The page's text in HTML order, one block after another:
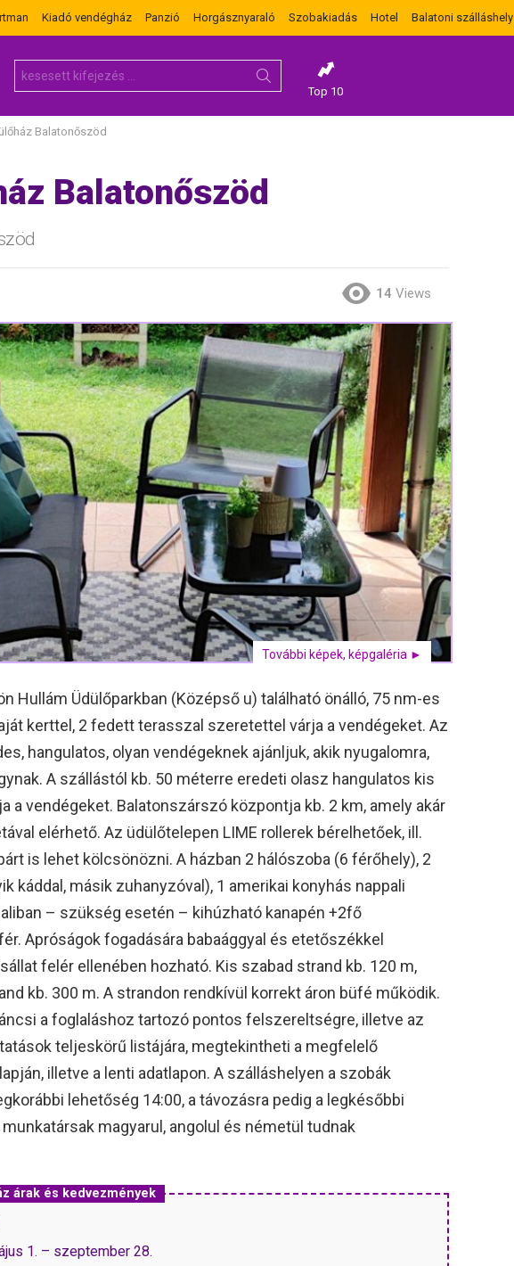
Kiadó vendégház Panzió Horgásznyaraló Szobakiadás Hotel Balatoni szálláshely
for:
Top 10
Balatonőszöd
Balatonőszöd
14 Views
További képek, képgaléria ►
Hullám Üdülőparkban (Középső u) található önálló, 75 nm-es
kerttel, 2 fedett terasszal szeretettel várja a vendégeket. Az
hangulatos, olyan vendégeknek ajánljuk, akik nyugalomra,
A szállástól kb. 50 méterre eredeti olasz hangulatos kis
a vendégeket. Balatonszárszó központja kb. 2 km, amely akár
elérhető. Az üdülőtelepen LIME rollerek bérelhetőek, ill.
is lehet kölcsönözni. A házban 2 hálószoba (6 férőhely), 2
káddal, másik zuhanyzóval), 1 amerikai konyhás nappali
– szükség esetén – kihúzható kanapén +2fő
Apróságok fogadására babaággyal és etetőszékkel
felér ellenében hozható. Kis szabad strand kb. 120 m,
kb. 300 m. A strandon rendkívül korrekt áron büfé működik.
a foglaláshoz tartozó pontos felszereltségre, illetve az
teljeskörű listájára, megtekintheti a megfelelő
illetve a lenti adatlapon. A szálláshelyen a szobák
lehetőség 14:00, a távozásra pedig a legkésőbbi
magyarul, angolul és németül tudnak
árak és kedvezmények
1. – szeptember 28.